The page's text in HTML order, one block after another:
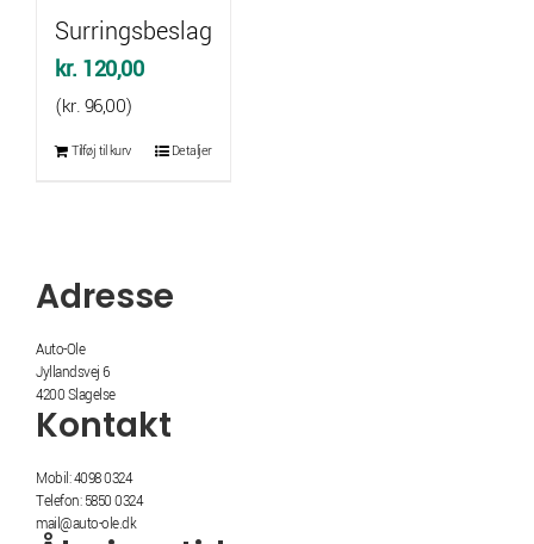
Surringsbeslag
kr. 120,00
(kr.96,00)
Tilføj til kurv Detaljer
Adresse
Auto-Ole
Jyllandsvej 6
4200 Slagelse
Kontakt
Mobil: 4098 0324
Telefon: 5850 0324
mail@auto-ole.dk